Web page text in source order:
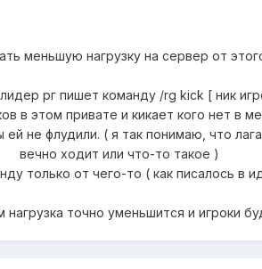
меньшую нагрузку на сервер от
рг пишет команду /rg kick [ ник
в этом привате и кикает кого нет в
не флудили. ( я так понимаю, что
вечно ходит или что-то такое )
только от чего-то ( как писалось в
точно уменьшится и игроки